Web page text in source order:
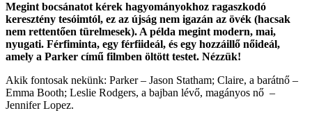
Megint bocsánatot kérek hagyományokhoz ragaszkodó
keresztény tesóimtól, ez az újság nem igazán az övék (hacsak
nem rettentően türelmesek). A példa megint modern, mai,
nyugati. Férfiminta, egy férfiideál, és egy hozzáillő nőideál,
amely a Parker című filmben öltött testet. Nézzük!
Akik fontosak nekünk: Parker – Jason Statham; Claire, a barátnő –
Emma Booth; Leslie Rodgers, a bajban lévő, magányos nő –
Jennifer Lopez.